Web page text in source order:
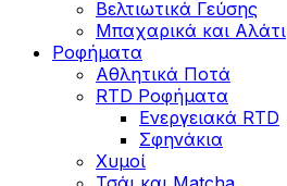
Bελτιωτικά Γεύσης
Μπαχαρικά και Αλάτι
Ροφήματα
Αθλητικά Ποτά
RTD Ροφήματα
Ενεργειακά RTD
Σφηνάκια
Χυμοί